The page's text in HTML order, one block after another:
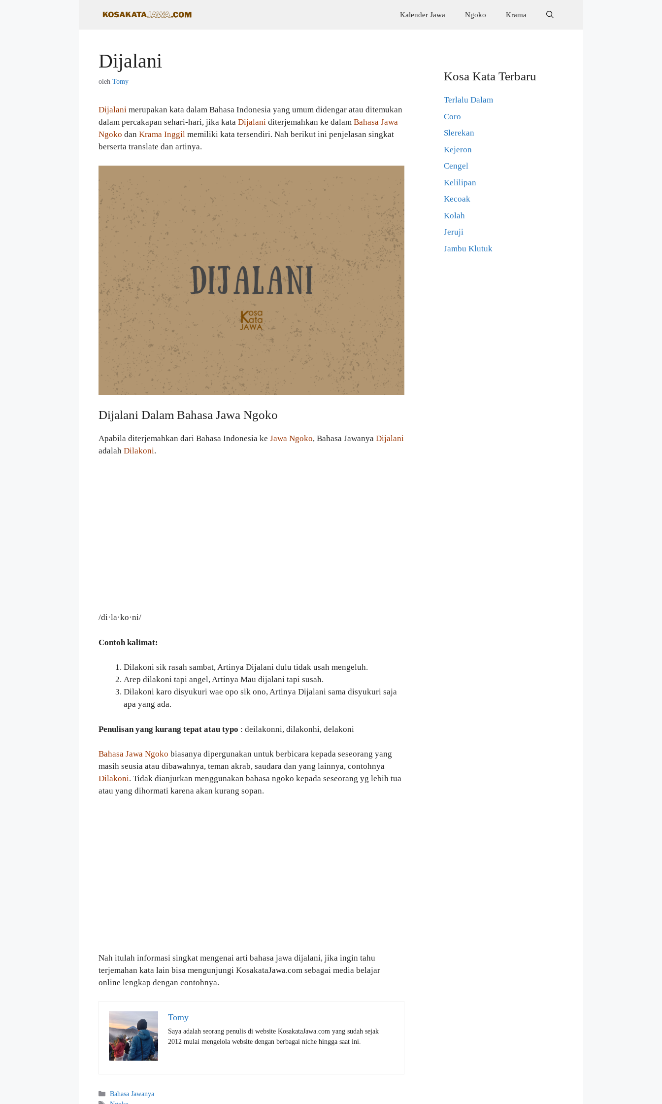
Kalender Jawa Ngoko Krama
Dijalani
oleh Tomy
Dijalani merupakan kata dalam Bahasa Indonesia yang umum didengar atau ditemukan
dalam percakapan sehari-hari, jika kata Dijalani diterjemahkan ke dalam Bahasa Jawa
Ngoko dan Krama Inggil memiliki kata tersendiri. Nah berikut ini penjelasan singkat
berserta translate dan artinya.
Dijalani Dalam Bahasa Jawa Ngoko
Apabila diterjemahkan dari Bahasa Indonesia ke Jawa Ngoko, Bahasa Jawanya Dijalani
adalah Dilakoni.
/di·la·ko·ni/
Contoh kalimat:
Dilakoni sik rasah sambat, Artinya Dijalani dulu tidak usah mengeluh.
Arep dilakoni tapi angel, Artinya Mau dijalani tapi susah.
Dilakoni karo disyukuri wae opo sik ono, Artinya Dijalani sama disyukuri saja
apa yang ada.
Penulisan yang kurang tepat atau typo : deilakonni, dilakonhi, delakoni
Bahasa Jawa Ngoko biasanya dipergunakan untuk berbicara kepada seseorang yang
masih seusia atau dibawahnya, teman akrab, saudara dan yang lainnya, contohnya
Dilakoni. Tidak dianjurkan menggunakan bahasa ngoko kepada seseorang yg lebih tua
atau yang dihormati karena akan kurang sopan.
Nah itulah informasi singkat mengenai arti bahasa jawa dijalani, jika ingin tahu
terjemahan kata lain bisa mengunjungi KosakataJawa.com sebagai media belajar
online lengkap dengan contohnya.
Tomy
Saya adalah seorang penulis di website KosakataJawa.com yang sudah sejak
2012 mulai mengelola website dengan berbagai niche hingga saat ini.
Kategori
Bahasa Jawanya
Kosa Kata Terbaru
Terlalu Dalam
Coro
Slerekan
Kejeron
Cengel
Kelilipan
Kecoak
Kolah
Jeruji
Jambu Klutuk